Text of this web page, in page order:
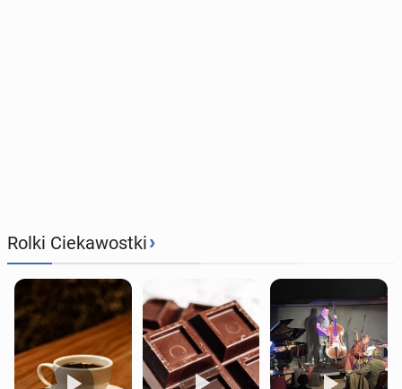
Rolki Ciekawostki›